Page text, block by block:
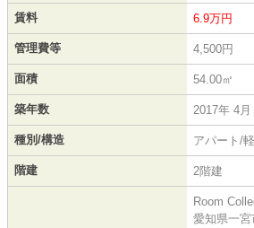
賃料 6.9万円
管理費等 4,500円
面積 54.00㎡
築年数 2017年 4
種別/構造 アパート/
階建 2階建
Room
愛知県一